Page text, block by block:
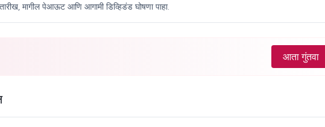
मागील पेआऊट आणि आगामी डिव्हिडंड घोषणा पाहा.
आता गुंतवा